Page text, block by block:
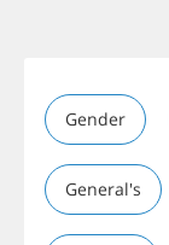
Gender
General's